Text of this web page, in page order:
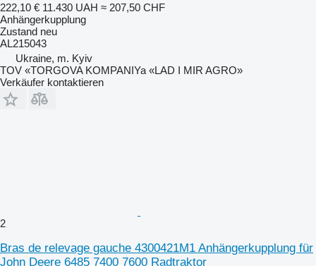
222,10 € 11.430 UAH ≈ 207,50 CHF
Anhängerkupplung
Zustand neu
AL215043
Ukraine, m. Kyiv
TOV «TORGOVA KOMPANIYa «LAD I MIR AGRO»
Verkäufer kontaktieren
2
Bras de relevage gauche 4300421M1 Anhängerkupplung für
John Deere 6485 7400 7600 Radtraktor